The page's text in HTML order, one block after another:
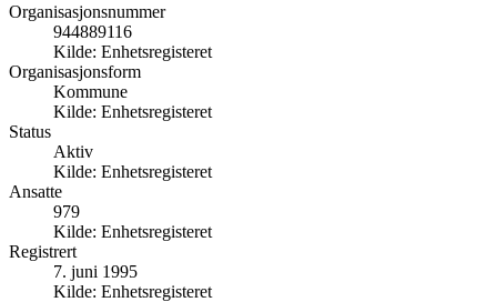
Organisasjonsnummer
944889116
Kilde: Enhetsregisteret
Organisasjonsform
Kommune
Kilde: Enhetsregisteret
Status
Aktiv
Kilde: Enhetsregisteret
Ansatte
979
Kilde: Enhetsregisteret
Registrert
7. juni 1995
Kilde: Enhetsregisteret